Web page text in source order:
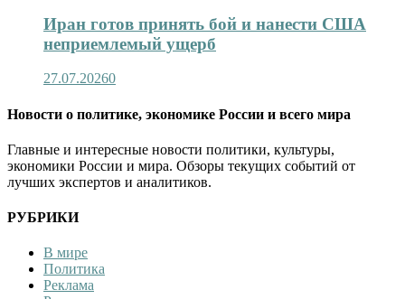
Иран готов принять бой и нанести США
неприемлемый ущерб
27.07.20260
Новости о политике, экономике России и всего мира
Главные и интересные новости политики, культуры,
экономики России и мира. Обзоры текущих событий от
лучших экспертов и аналитиков.
РУБРИКИ
В мире
Политика
Реклама